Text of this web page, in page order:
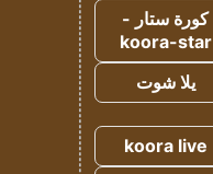
كورة ستار -
koora-star
يلا شوت
koora live